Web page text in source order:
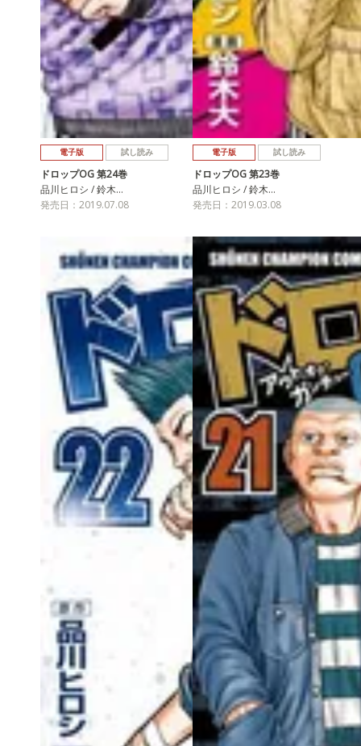
電子版 試し読み
ドロップOG 第24巻
品川ヒロシ / 鈴木…
発売日：2019.07.08
電子版 試し読み
ドロップOG 第23巻
品川ヒロシ / 鈴木…
発売日：2019.03.08